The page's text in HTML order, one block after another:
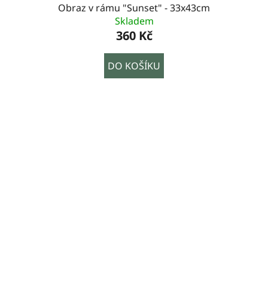
Obraz v rámu "Sunset" - 33x43cm
Skladem
360 Kč
DO KOŠÍKU